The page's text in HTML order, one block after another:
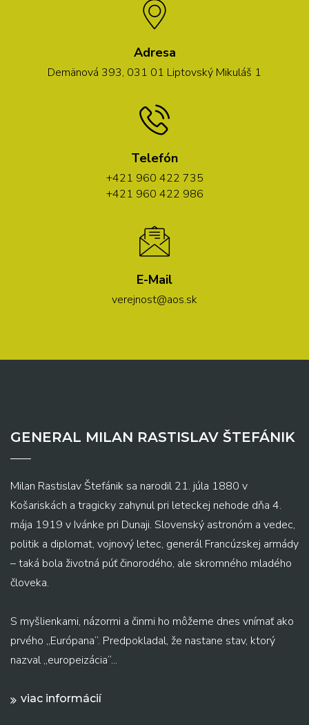
Adresa
Demänová 393, 031 01 Liptovský Mikuláš 1
Telefón
+421 960 422 735
+421 960 422 986
E-Mail
verejnost@aos.sk
GENERAL MILAN RASTISLAV ŠTEFÁNIK
Milan Rastislav Štefánik sa narodil 21. júla 1880 v
Košariskách a tragicky zahynul pri leteckej nehode dňa 4.
mája 1919 v Ivánke pri Dunaji. Slovenský astronóm a vedec,
politik a diplomat, vojnový letec, generál Francúzskej armády
– taká bola životná púť činorodého, ale skromného mladého
človeka.
S myšlienkami, názormi a činmi ho môžeme dnes vnímať ako
prvého „Európana“. Predpokladal, že nastane stav, ktorý
nazval „europeizácia“...
viac informácií